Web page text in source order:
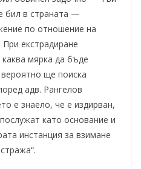
бил в страната —
по отношение на
екстрадиране
мярка да бъде
ще поиска
адв. Рангелов
е знаело, че е издирван,
като основание и
инстанция за взимане